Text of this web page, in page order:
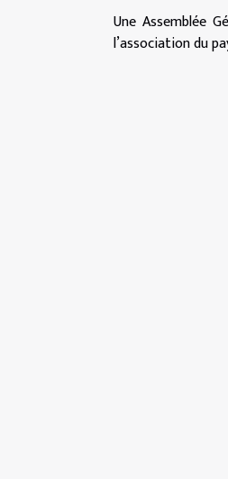
Une Assemblée
l’association du